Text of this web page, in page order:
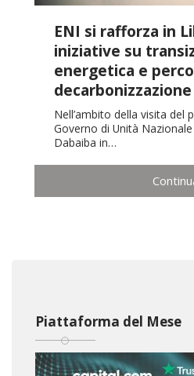
ENI si rafforza in
iniziative su
energetica e
decarbonizzazione
Nell’ambito della visita del
Governo di Unità
Dabaiba in…
Piattaforma del Mese